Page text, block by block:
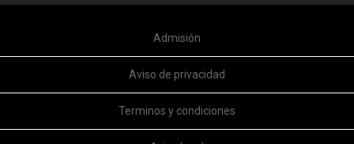
Admisión
Aviso de privacidad
Terminos y condiciones